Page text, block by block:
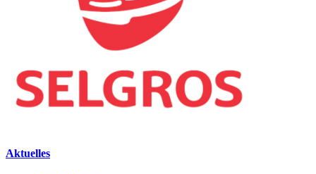
Aktuelles